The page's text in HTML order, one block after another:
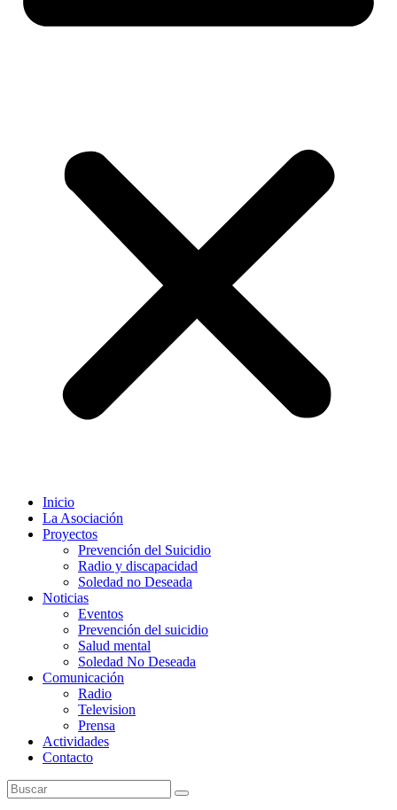
Inicio
La Asociación
Proyectos
Prevención del Suicidio
Radio y discapacidad
Soledad no Deseada
Noticias
Eventos
Prevención del suicidio
Salud mental
Soledad No Deseada
Comunicación
Radio
Television
Prensa
Actividades
Contacto